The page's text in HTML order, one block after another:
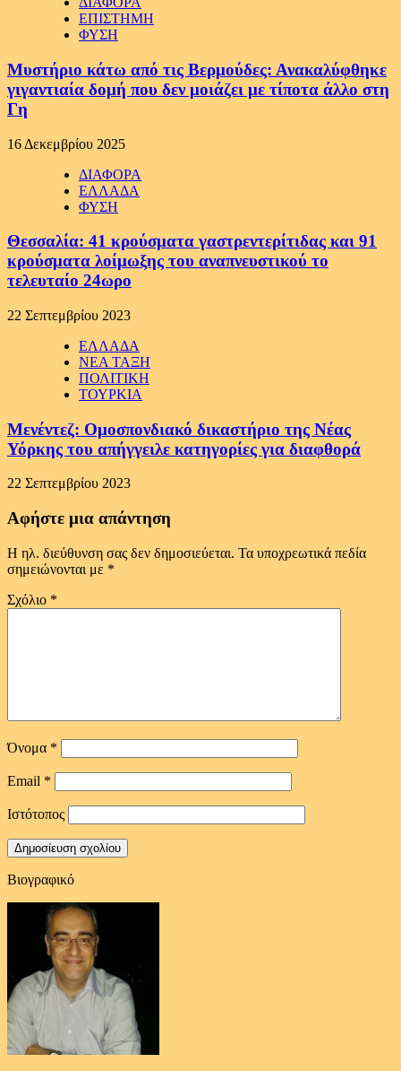
ΕΠΙΣΤΗΜΗ
ΦΥΣΗ
Μυστήριο κάτω από τις Βερμούδες: Ανακαλύφθηκε
γιγαντιαία δομή που δεν μοιάζει με τίποτα άλλο στη
Γη
16 Δεκεμβρίου 2025
ΔΙΑΦΟΡΑ
ΕΛΛΑΔΑ
ΦΥΣΗ
Θεσσαλία: 41 κρούσματα γαστρεντερίτιδας και 91
κρούσματα λοίμωξης του αναπνευστικού το
τελευταίο 24ωρο
22 Σεπτεμβρίου 2023
ΕΛΛΑΔΑ
ΝΕΑ ΤΑΞΗ
ΠΟΛΙΤΙΚΗ
ΤΟΥΡΚΙΑ
Μενέντεζ: Ομοσπονδιακό δικαστήριο της Νέας
Υόρκης του απήγγειλε κατηγορίες για διαφθορά
22 Σεπτεμβρίου 2023
Αφήστε μια απάντηση
Η ηλ. διεύθυνση σας δεν δημοσιεύεται. Τα υποχρεωτικά πεδία
σημειώνονται με *
Σχόλιο *
Όνομα *
Email *
Ιστότοπος
Βιογραφικό